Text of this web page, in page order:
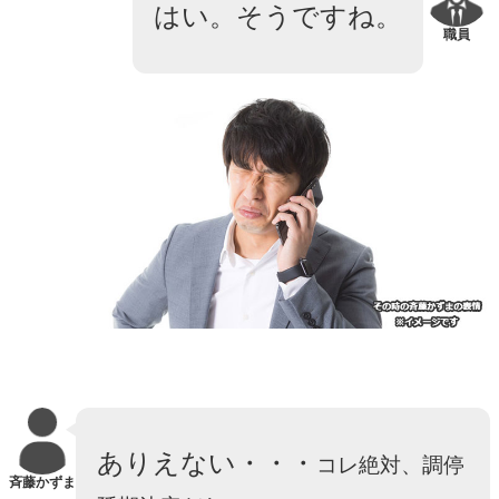
職員
はい。そうですね。
斉藤かずま
ありえない・・・ コレ絶対、調停